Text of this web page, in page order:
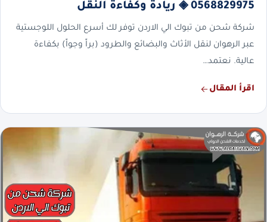
0568829975 ◈ ريادة وكفاءة النقل
شركة شحن من تبوك الي الاردن توفر لك أسرع الحلول اللوجستية
عبر الرهوان لنقل الأثاث والبضائع والطرود (براً وجواً) بكفاءة
عالية. نعتمد…
اقرأ المقال